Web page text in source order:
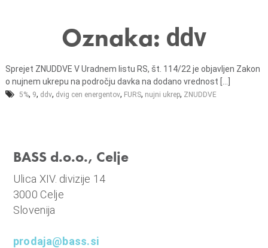
n
f
Oznaka: ddv
Sprejet ZNUDDVE V Uradnem listu RS, št. 114/22 je objavljen Zakon
o nujnem ukrepu na področju davka na dodano vrednost [...]
5%, 9, ddv, dvig cen energentov, FURS, nujni ukrep, ZNUDDVE
BASS d.o.o., Celje
Ulica XIV. divizije 14
3000 Celje
Slovenija
prodaja@bass.si